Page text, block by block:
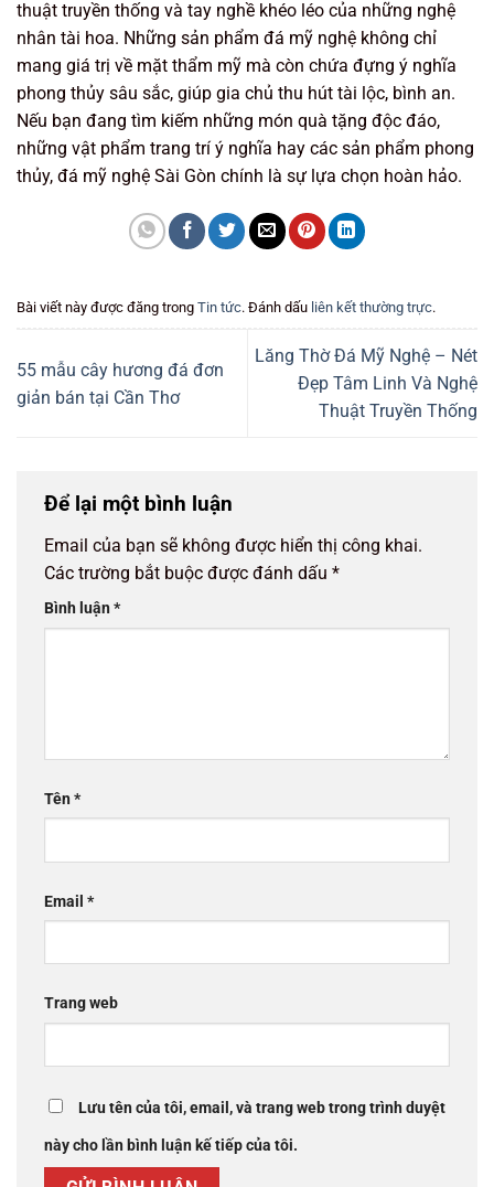
thuật truyền thống và tay nghề khéo léo của những nghệ
nhân tài hoa. Những sản phẩm đá mỹ nghệ không chỉ
mang giá trị về mặt thẩm mỹ mà còn chứa đựng ý nghĩa
phong thủy sâu sắc, giúp gia chủ thu hút tài lộc, bình an.
Nếu bạn đang tìm kiếm những món quà tặng độc đáo,
những vật phẩm trang trí ý nghĩa hay các sản phẩm phong
thủy, đá mỹ nghệ Sài Gòn chính là sự lựa chọn hoàn hảo.
Bài viết này được đăng trong Tin tức. Đánh dấu liên kết thường trực.
55 mẫu cây hương đá đơn
giản bán tại Cần Thơ
Lăng Thờ Đá Mỹ Nghệ – Nét
Đẹp Tâm Linh Và Nghệ
Thuật Truyền Thống
Để lại một bình luận
Email của bạn sẽ không được hiển thị công khai.
Các trường bắt buộc được đánh dấu *
Bình luận*
Tên*
Email *
Trang web
Lưu tên của tôi, email, và trang web trong trình duyệt
này cho lần bình luận kế tiếp của tôi.